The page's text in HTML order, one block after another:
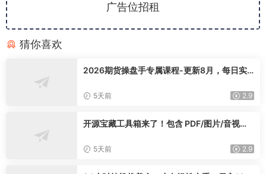
广告位招租
猜你喜欢
2026期货操盘手专属课程-更新8月，每日实
5天前 2.9
开源宝藏工具箱来了！包含 PDF/图片/音视频/
knit-desktop
5天前 2.9